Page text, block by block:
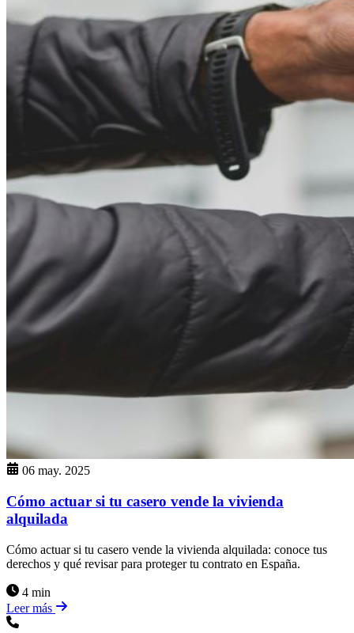
06 may. 2025
Cómo actuar si tu casero vende la vivienda
alquilada
Cómo actuar si tu casero vende la vivienda alquilada: conoce tus
derechos y qué revisar para proteger tu contrato en España.
4 min
Leer más